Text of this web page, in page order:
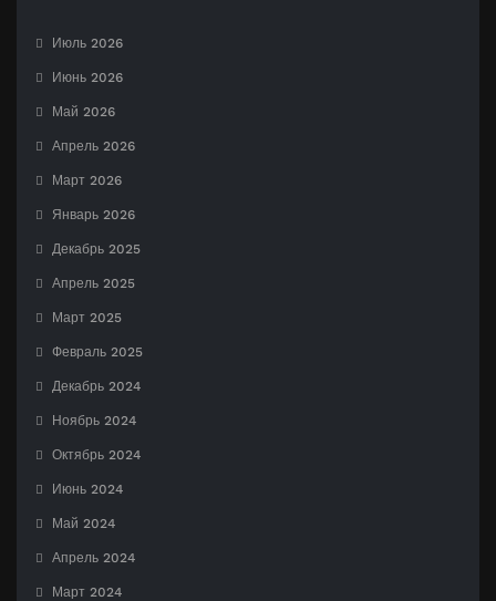
Июль 2026
Июнь 2026
Май 2026
Апрель 2026
Март 2026
Январь 2026
Декабрь 2025
Апрель 2025
Март 2025
Февраль 2025
Декабрь 2024
Ноябрь 2024
Октябрь 2024
Июнь 2024
Май 2024
Апрель 2024
Март 2024